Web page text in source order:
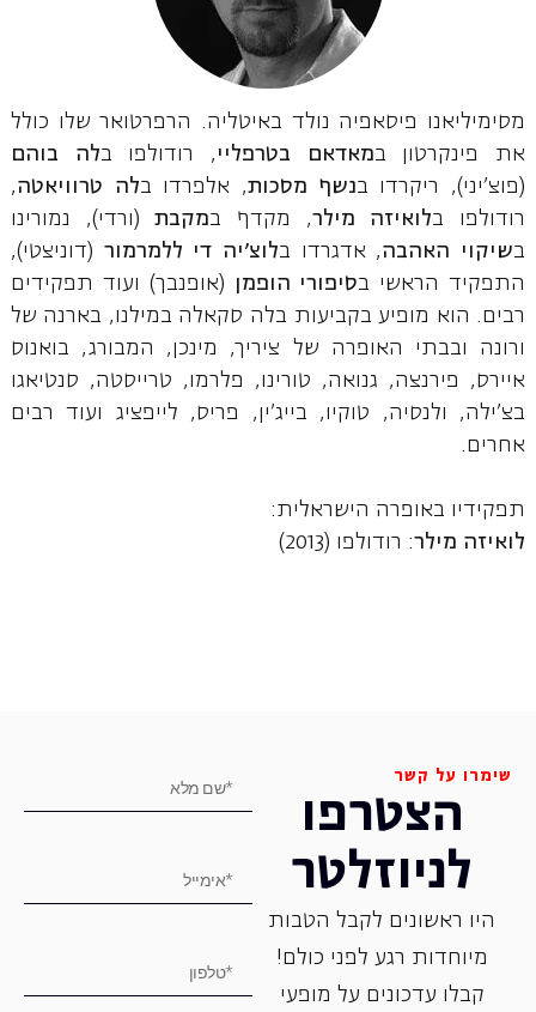
מסימיליאנו פיסאפיה נולד באיטליה. הרפרטואר שלו כולל
את פינקרטון במאדאם בטרפליי , רודולפו בלה בוהם
(פוצ'יני), ריקרדו בנשף מסכות, אלפרדו בלה טרוויאטה,
רודולפו בלואיזה מילר, מקדף במקבת(ורדי), נמורינו
בשיקוי האהבה, אדגרדו בלוצ'יה די ללמרמור (דוניצטי),
התפקיד הראשי בסיפורי הופמן
(אופנבך) ועוד תפקידים
רבים. הוא מופיע בקביעות בלה סקאלה במילנו, בארנה של
ורונה ובבתי האופרה של ציריך, מינכן, המבורג, בואנוס
איירס, פירנצה, גנואה, טורינו, פלרמו, טרייסטה, סנטיאגו
בצ'ילה, ולנסיה, טוקיו, בייג'ין, פריס, לייפציג ועוד רבים
אחרים.
תפקידיו באופרה הישראלית:
לואיזה מילר: רודולפו (2013)
שימרו על קשר
הצטרפו
לניוזלטר
היו ראשונים לקבל הטבות
מיוחדות רגע לפני כולם!
קבלו עדכונים על מופעי